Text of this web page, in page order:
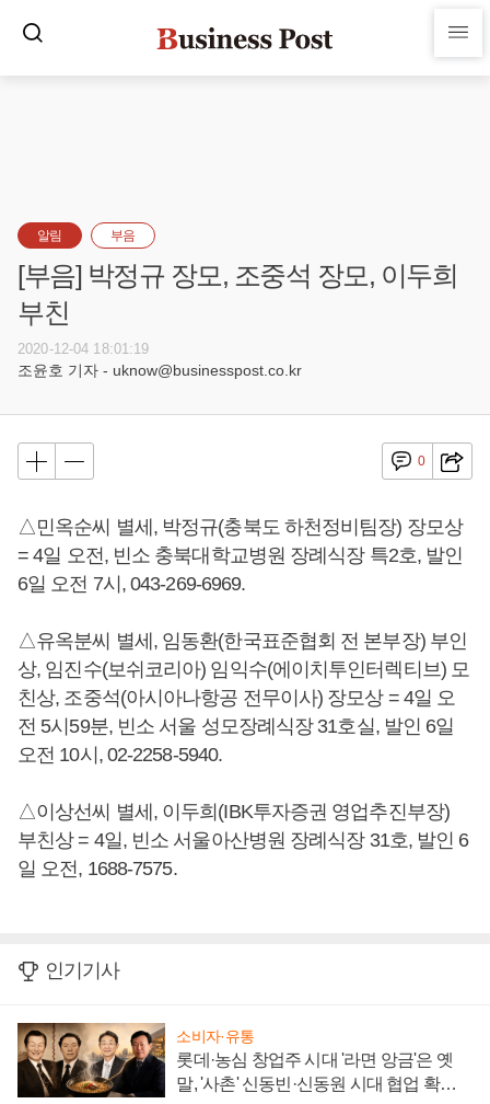
알림 부음
[부음] 박정규 장모, 조중석 장모, 이두희
부친
2020-12-04 18:01:19
조윤호 기자 - uknow@businesspost.co.kr
0
△민옥순씨 별세, 박정규(충북도 하천정비팀장) 장모상
= 4일 오전, 빈소 충북대학교병원 장례식장 특2호, 발인
6일 오전 7시, 043-269-6969.
△유옥분씨 별세, 임동환(한국표준협회 전 본부장) 부인
상, 임진수(보쉬코리아) 임익수(에이치투인터렉티브) 모
친상, 조중석(아시아나항공 전무이사) 장모상 = 4일 오
전 5시59분, 빈소 서울 성모장례식장 31호실, 발인 6일
오전 10시, 02-2258-5940.
△이상선씨 별세, 이두희(IBK투자증권 영업추진부장)
부친상 = 4일, 빈소 서울아산병원 장례식장 31호, 발인 6
일 오전, 1688-7575.
인기기사
소비자·유통
롯데·농심 창업주 시대 '라면 앙금'은 옛
말, '사촌' 신동빈·신동원 시대 협업 확대